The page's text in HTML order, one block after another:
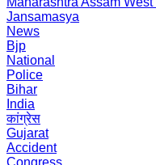
Jansamasya
News
Bjp
National
Police
Bihar
India
कांग्रेस
Gujarat
Accident
Congress